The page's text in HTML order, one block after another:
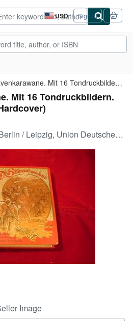
USD
Site
shopping
preferences
Sign in
Die Sklavenkarawane. Mit 16 Tondruckbildern. Dritte (3.) Auflage.
Mit 16 Tondruckbildern.
Union Deutsche Verlagsgesellschaft o.J. (ca. 1900)., 1900
Image